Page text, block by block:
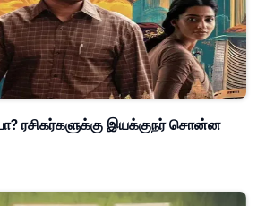
ரசிகர்களுக்கு இயக்குநர் சொன்ன